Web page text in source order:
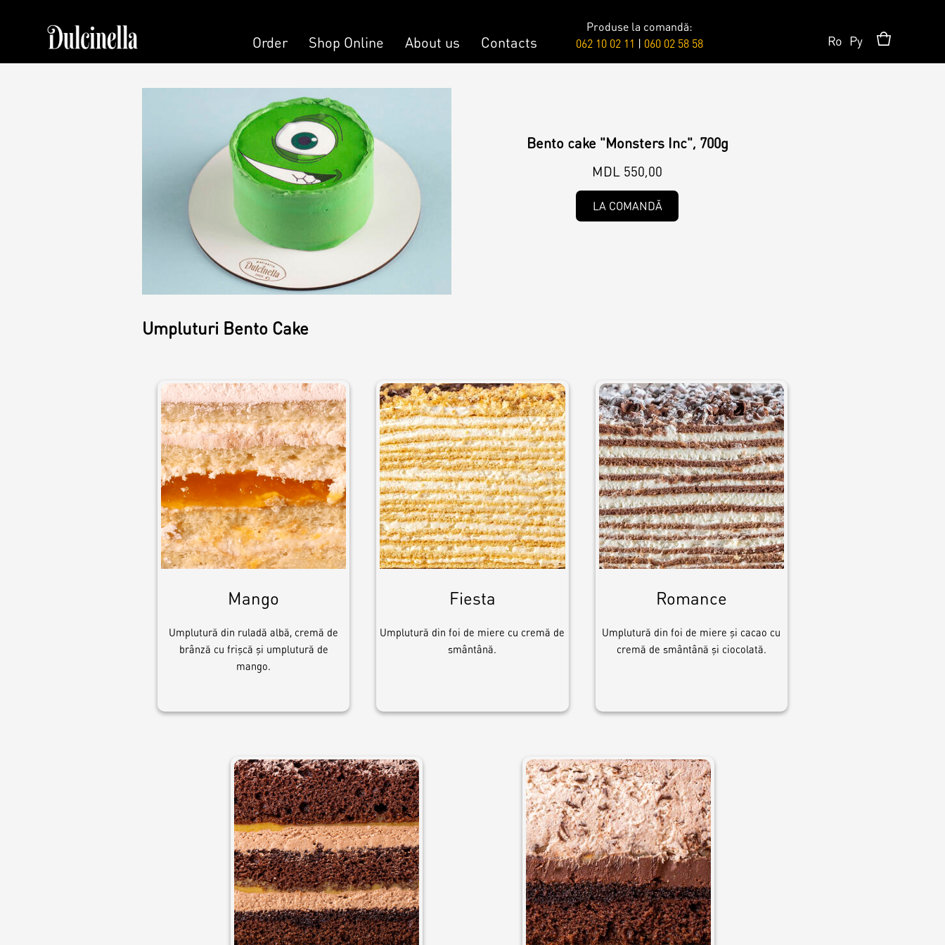
Order
Personalized Cake
Candy Bar
Personalized Desserts
Shop Online
Pastry
Cake (Slice)
Dessert
Macaron
Croissants &
Cookies
Placinta
Raw & Vegan
About us Contacts
Produse la comandă:
062 10 02 11 | 060 02 58 58 Ro Ру
Bento cake "Monsters Inc", 700g
MDL 550,00
LA COMANDĂ
Umpluturi Bento Cake
Mango
Umplutură din ruladă albă, cremă de
brânză cu frişcă şi umplutură de
mango.
Fiesta
Umplutură din foi de miere cu cremă de
smântână.
Romance
Umplutură din foi de miere și cacao cu
cremă de smântână și ciocolată.